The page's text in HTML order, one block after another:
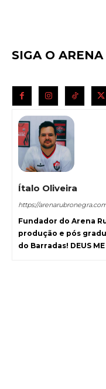
SIGA O ARENA
Ítalo Oliveira
https://
Fundador do Arena
produção e pós
do Barradas! DEUS ME